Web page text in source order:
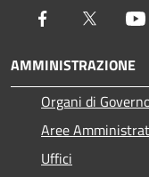
Facebook Twitter
AMMINISTRAZIONE
Organi di
Aree
Uffici